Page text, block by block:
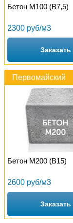
Бетон М100 (B7,5)
2300 руб/м3
Заказать
Первомайский
Бетон М200 (B15)
2600 руб/м3
Заказать